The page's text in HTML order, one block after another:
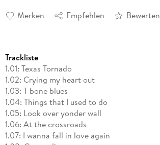
Merken Empfehlen Bewerten
Trackliste
1.01: Texas Tornado
1.02: Crying my heart out
1.03: T bone blues
1.04: Things that I used to do
1.05: Look over yonder wall
1.06: At the crossroads
1.07: I wanna fall in love again